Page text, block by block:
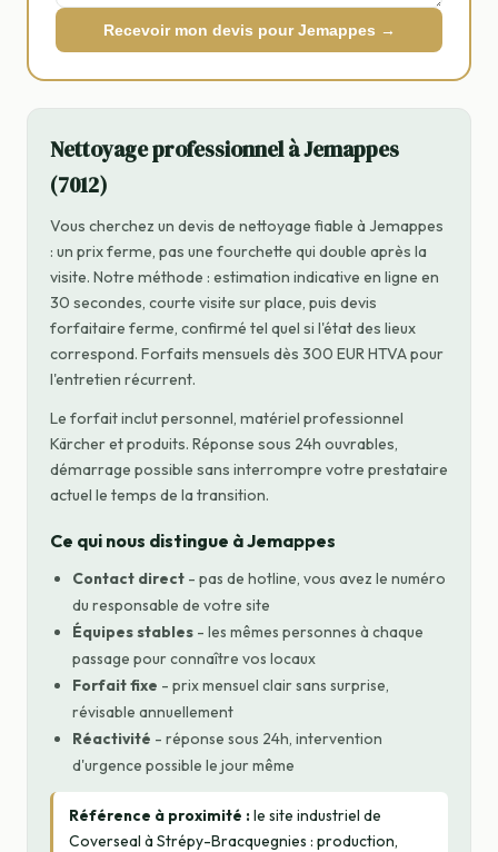
Recevoir mon devis pour Jemappes →
Nettoyage professionnel à Jemappes
(7012)
Vous cherchez un devis de nettoyage fiable à Jemappes
: un prix ferme, pas une fourchette qui double après la
visite. Notre méthode : estimation indicative en ligne en
30 secondes, courte visite sur place, puis devis
forfaitaire ferme, confirmé tel quel si l'état des lieux
correspond. Forfaits mensuels dès 300 EUR HTVA pour
l'entretien récurrent.
Le forfait inclut personnel, matériel professionnel
Kärcher et produits. Réponse sous 24h ouvrables,
démarrage possible sans interrompre votre prestataire
actuel le temps de la transition.
Ce qui nous distingue à Jemappes
Contact direct - pas de hotline, vous avez le numéro
du responsable de votre site
Équipes stables - les mêmes personnes à chaque
passage pour connaître vos locaux
Forfait fixe - prix mensuel clair sans surprise,
révisable annuellement
Réactivité - réponse sous 24h, intervention
d'urgence possible le jour même
Référence à proximité :le site industriel de
Coverseal à Strépy-Bracquegnies : production,